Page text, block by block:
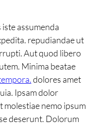
assumenda
repudiandae ut
Aut quod libero
Minima beatae
dolores amet
Ipsam dolor
molestiae nemo ipsum
deserunt. Dolorum